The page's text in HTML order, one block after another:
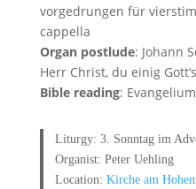
vorgedrungen für
cappella
Organ postlude: Johann
Herr Christ, du einig
Bible reading:
Liturgy: 3. Sonntag im
Organist: Peter Uehling
Location:Kirche am